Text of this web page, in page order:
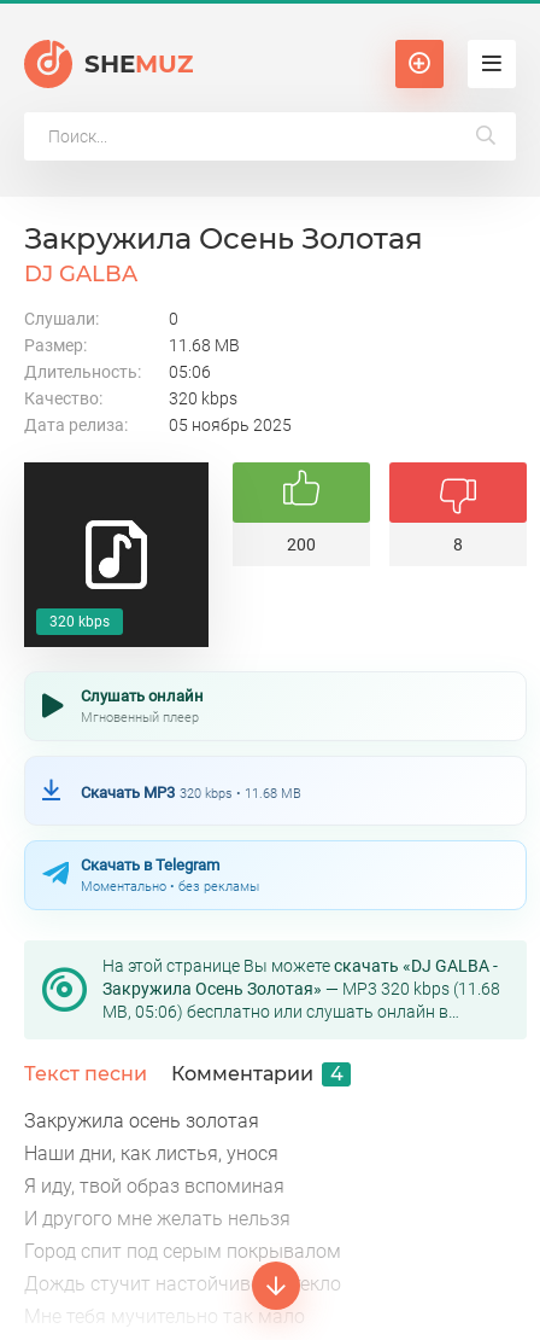
SHEMUZ
320 kbps
Закружила Осень Золотая
DJ GALBA
Слушали:
0
Размер:
11.68 MB
Длительность:
05:06
Качество:
320 kbps
Дата релиза:
05 ноябрь 2025
200 8
Слушать онлайн
Мгновенный плеер
Скачать MP3 320 kbps • 11.68 MB
Скачать в Telegram
Моментально • без рекламы
На этой странице Вы можетескачать «DJ GALBA -
Закружила Осень Золотая» — MP3 320 kbps (11.68
MB, 05:06) бесплатно или слушать онлайн в
Текст песни Комментарии 4
Закружила осень золотая
Наши дни, как листья, унося
Я иду, твой образ вспоминая
И другого мне желать нельзя
Город спит под серым покрывалом
Дождь стучит настойчиво в стекло
Мне тебя мучительно так мало